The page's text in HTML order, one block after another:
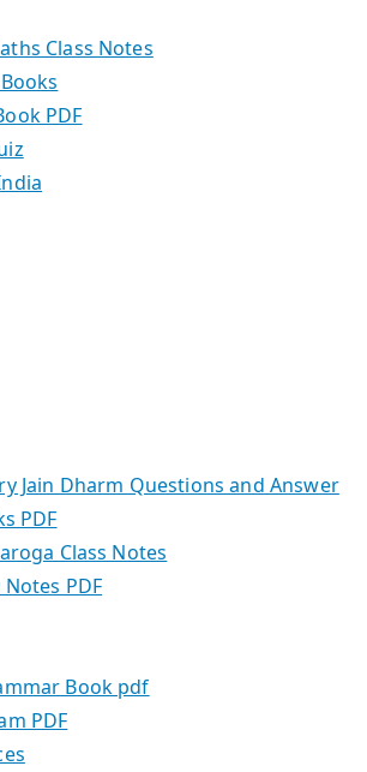
Class Notes
PDF
Jain Dharm Questions and Answer
PDF
Class Notes
PDF
Book pdf
PDF